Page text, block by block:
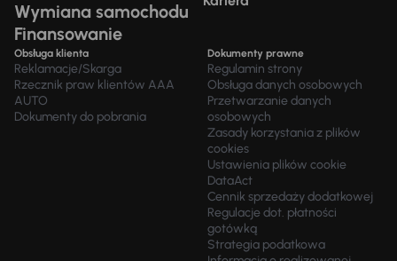
Wymiana samochodu
Finansowanie
Obsługa klienta
Reklamacje/Skarga
Rzecznik praw klientów AAA
AUTO
Dokumenty do pobrania
Dokumenty prawne
Regulamin strony
Obsługa danych osobowych
Przetwarzanie danych
osobowych
Zasady korzystania z plików
cookies
Ustawienia plików cookie
DataAct
Cennik sprzedaży dodatkowej
Regulacje dot. płatności
gotówką
Strategia podatkowa